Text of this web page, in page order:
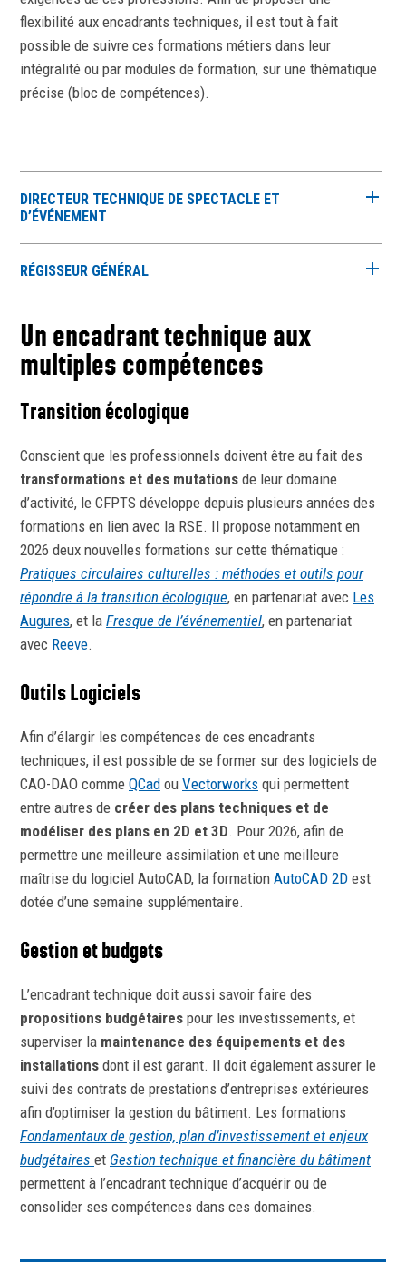
flexibilité aux encadrants techniques, il est tout à fait
possible de suivre ces formations métiers dans leur
intégralité ou par modules de formation, sur une thématique
précise (bloc de compétences).
DIRECTEUR TECHNIQUE DE SPECTACLE ET
D’ÉVÉNEMENT
RÉGISSEUR GÉNÉRAL
Un encadrant technique aux
multiples compétences
Transition écologique
Conscient que les professionnels doivent être au fait des
transformations et des mutations de leur domaine
d’activité, le CFPTS développe depuis plusieurs années des
formations en lien avec la RSE. Il propose notamment en
2026 deux nouvelles formations sur cette thématique :
Pratiques circulaires culturelles : méthodes et outils pour
répondre à la transition écologique, en partenariat avec Les
Augures, et la Fresque de l’événementiel, en partenariat
avec Reeve.
Outils Logiciels
Afin d’élargir les compétences de ces encadrants
techniques, il est possible de se former sur des logiciels de
CAO-DAO comme QCad ou Vectorworks qui permettent
entre autres de créer des plans techniques et de
modéliser des plans en 2D et 3D. Pour 2026, afin de
permettre une meilleure assimilation et une meilleure
maîtrise du logiciel AutoCAD, la formation AutoCAD 2D est
dotée d’une semaine supplémentaire.
Gestion et budgets
L’encadrant technique doit aussi savoir faire des
propositions budgétaires pour les investissements, et
superviser la maintenance des équipements et des
installations dont il est garant. Il doit également assurer le
suivi des contrats de prestations d’entreprises extérieures
afin d’optimiser la gestion du bâtiment. Les formations
Fondamentaux de gestion, plan d’investissement et enjeux
budgétaires et Gestion technique et financière du bâtiment
permettent à l’encadrant technique d’acquérir ou de
consolider ses compétences dans ces domaines.